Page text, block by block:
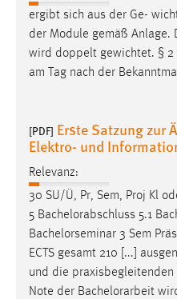
ergibt sich aus der Ge-
der Module gemäß Anlage.
wird doppelt gewichtet. § 2
am Tag nach der
[PDF] Erste Satzung zur
Elektro- und
Relevanz:
30 SU/Ü, Pr, Sem, Proj Kl
5 Bachelorabschluss 5.1
Bachelorseminar 3 Sem
ECTS gesamt 210 [...]
und die praxisbegleitenden
Note der Bachelorarbeit